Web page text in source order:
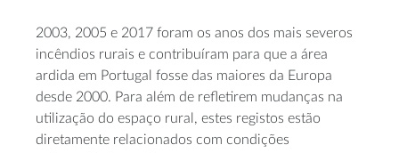
2003, 2005 e 2017 foram os anos dos mais severos
incêndios rurais e contribuíram para que a área
ardida em Portugal fosse das maiores da Europa
desde 2000. Para além de refletirem mudanças na
utilização do espaço rural, estes registos estão
diretamente relacionados com condições